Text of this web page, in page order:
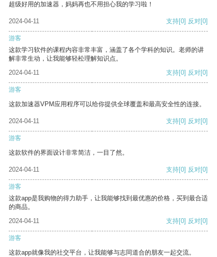
超级好用的加速器，妈妈再也不用担心我的学习啦！
2024-04-11 支持[0] 反对[0]
游客
这款学习软件的课程内容非常丰富，涵盖了各个学科的知识。老师的讲
解非常生动，让我能够轻松理解知识点。
2024-04-11
支持[0] 反对[0]
游客
这款加速器VPM应用程序可以给你提供全球覆盖和最高安全性的连接。
2024-04-11 支持[0] 反对[0]
游客
这款软件的界面设计非常简洁，一目了然。
2024-04-11 支持[0] 反对[0]
游客
这款app是我购物的得力助手，让我能够找到最优惠的价格，买到最合适
的商品。
2024-04-11
支持[0] 反对[0]
游客
这款app就像我的社交平台，让我能够与志同道合的朋友一起交流。